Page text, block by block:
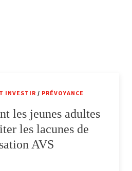
INVESTIR / PRÉVOYANCE
les jeunes adultes
les lacunes de
AVS